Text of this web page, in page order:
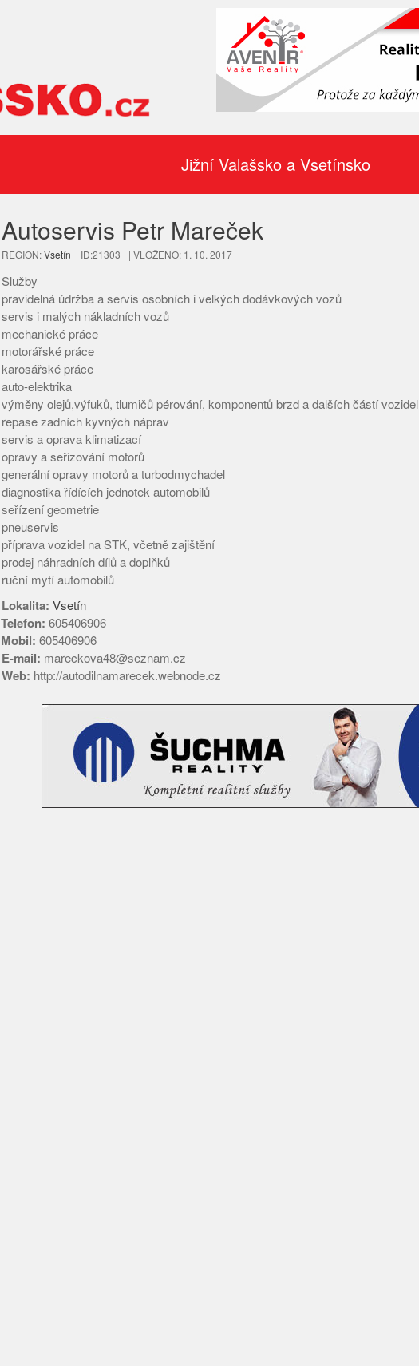
Jižní Valašsko a Vsetínsko
Autoservis Petr Mareček
REGION:Vsetín | ID:21303 | VLOŽENO: 1. 10. 2017
Služby
pravidelná údržba a servis osobních i velkých dodávkových vozů
servis i malých nákladních vozů
mechanické práce
motorářské práce
karosářské práce
auto-elektrika
výměny olejů,výfuků, tlumičů pérování, komponentů brzd a dalších částí vozidel
repase zadních kyvných náprav
servis a oprava klimatizací
opravy a seřizování motorů
generální opravy motorů a turbodmychadel
diagnostika řídících jednotek automobilů
seřízení geometrie
pneuservis
příprava vozidel na STK, včetně zajištění
prodej náhradních dílů a doplňků
ruční mytí automobilů
Lokalita: Vsetín
Telefon: 605406906
Mobil: 605406906
E-mail: mareckova48@seznam.cz
Web: http://autodilnamarecek.webnode.cz